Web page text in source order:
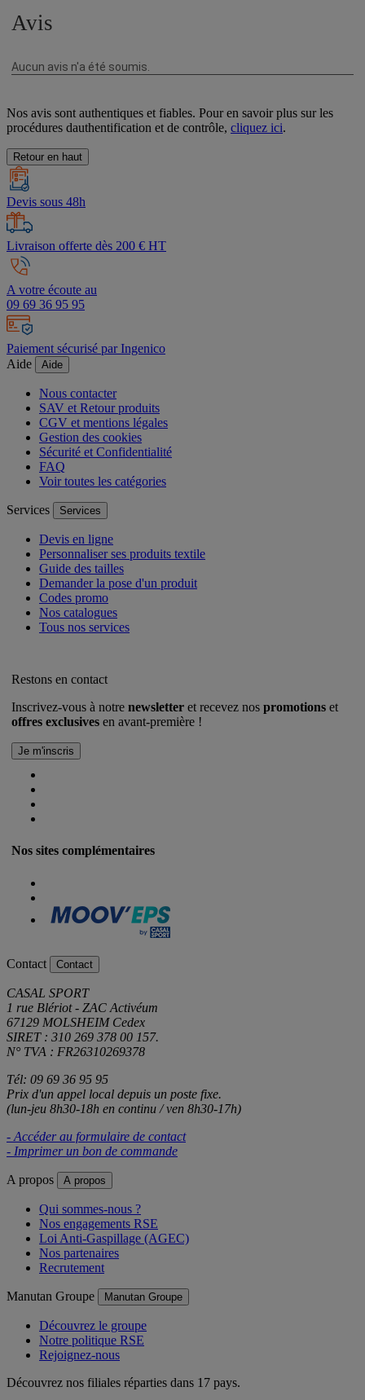
Nos avis sont authentiques et fiables. Pour en savoir plus sur les
procédures dauthentification et de contrôle, cliquez ici.
Retour en haut
Devis sous 48h
Livraison offerte dès 200 € HT
A votre écoute au
09 69 36 95 95
Paiement sécurisé par Ingenico
Aide
Aide
Nous contacter
SAV et Retour produits
CGV et mentions légales
Gestion des cookies
Sécurité et Confidentialité
FAQ
Voir toutes les catégories
Services Services
Devis en ligne
Personnaliser ses produits textile
Guide des tailles
Demander la pose d'un produit
Codes promo
Nos catalogues
Tous nos services
Restons en contact
Inscrivez-vous à notre newsletter et recevez nos promotions et
offres exclusives en avant-première !
Nos sites complémentaires
Contact Contact
CASAL SPORT
1 rue Blériot - ZAC Activéum
67129 MOLSHEIM Cedex
SIRET : 310 269 378 00 157.
N° TVA : FR26310269378
Tél: 09 69 36 95 95
Prix d'un appel local depuis un poste fixe.
(lun-jeu 8h30-18h en continu / ven 8h30-17h)
- Accéder au formulaire de contact
- Imprimer un bon de commande
A propos A propos
Qui sommes-nous ?
Nos engagements RSE
Loi Anti-Gaspillage (AGEC)
Nos partenaires
Recrutement
Manutan Groupe Manutan Groupe
Découvrez le groupe
Notre politique RSE
Rejoignez-nous
Découvrez nos filiales réparties dans 17 pays.